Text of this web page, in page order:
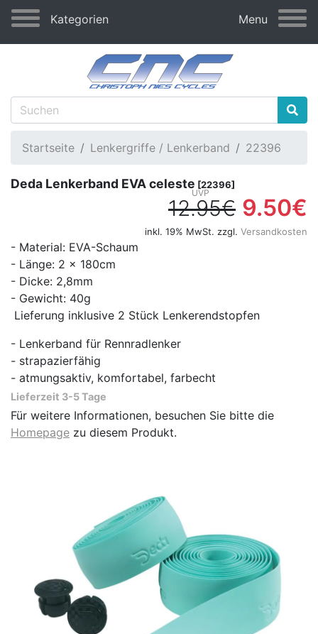
Kategorien Menu
Startseite Lenkergriffe / Lenkerband 22396
Deda Lenkerband EVA celeste [22396]
12.95€ 9.50€
inkl. 19% MwSt. zzgl. Versandkosten
- Material: EVA-Schaum
- Länge: 2 x 180cm
- Dicke: 2,8mm
- Gewicht: 40g
Lieferung inklusive 2 Stück Lenkerendstopfen
- Lenkerband für Rennradlenker
- strapazierfähig
- atmungsaktiv, komfortabel, farbecht
Lieferzeit 3-5 Tage
Für weitere Informationen, besuchen Sie bitte die
Homepage zu diesem Produkt.